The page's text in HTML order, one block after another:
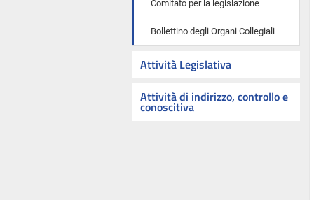
Comitato per la legislazione
Bollettino degli Organi Collegiali
Attività Legislativa
Attività di indirizzo, controllo e
conoscitiva